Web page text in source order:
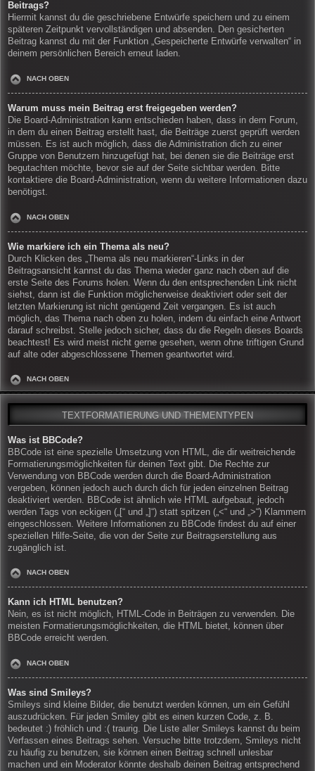
Beitrags?
Hiermit kannst du die geschriebene Entwürfe speichern und zu einem
späteren Zeitpunkt vervollständigen und absenden. Den gesicherten
Beitrag kannst du mit der Funktion „Gespeicherte Entwürfe verwalten“ in
deinem persönlichen Bereich erneut laden.
NACH OBEN
Warum muss mein Beitrag erst freigegeben werden?
Die Board-Administration kann entschieden haben, dass in dem Forum,
in dem du einen Beitrag erstellt hast, die Beiträge zuerst geprüft werden
müssen. Es ist auch möglich, dass die Administration dich zu einer
Gruppe von Benutzern hinzugefügt hat, bei denen sie die Beiträge erst
begutachten möchte, bevor sie auf der Seite sichtbar werden. Bitte
kontaktiere die Board-Administration, wenn du weitere Informationen dazu
benötigst.
NACH OBEN
Wie markiere ich ein Thema als neu?
Durch Klicken des „Thema als neu markieren“-Links in der
Beitragsansicht kannst du das Thema wieder ganz nach oben auf die
erste Seite des Forums holen. Wenn du den entsprechenden Link nicht
siehst, dann ist die Funktion möglicherweise deaktiviert oder seit der
letzten Markierung ist nicht genügend Zeit vergangen. Es ist auch
möglich, das Thema nach oben zu holen, indem du einfach eine Antwort
darauf schreibst. Stelle jedoch sicher, dass du die Regeln dieses Boards
beachtest! Es wird meist nicht gerne gesehen, wenn ohne triftigen Grund
auf alte oder abgeschlossene Themen geantwortet wird.
NACH OBEN
TEXTFORMATIERUNG UND THEMENTYPEN
Was ist BBCode?
BBCode ist eine spezielle Umsetzung von HTML, die dir weitreichende
Formatierungsmöglichkeiten für deinen Text gibt. Die Rechte zur
Verwendung von BBCode werden durch die Board-Administration
vergeben, können jedoch auch durch dich für jeden einzelnen Beitrag
deaktiviert werden. BBCode ist ähnlich wie HTML aufgebaut, jedoch
werden Tags von eckigen („[“ und „]“) statt spitzen („<“ und „>“) Klammern
eingeschlossen. Weitere Informationen zu BBCode findest du auf einer
speziellen Hilfe-Seite, die von der Seite zur Beitragserstellung aus
zugänglich ist.
NACH OBEN
Kann ich HTML benutzen?
Nein, es ist nicht möglich, HTML-Code in Beiträgen zu verwenden. Die
meisten Formatierungsmöglichkeiten, die HTML bietet, können über
BBCode erreicht werden.
NACH OBEN
Was sind Smileys?
Smileys sind kleine Bilder, die benutzt werden können, um ein Gefühl
auszudrücken. Für jeden Smiley gibt es einen kurzen Code, z. B.
bedeutet :) fröhlich und :( traurig. Die Liste aller Smileys kannst du beim
Verfassen eines Beitrags sehen. Versuche bitte trotzdem, Smileys nicht
zu häufig zu benutzen, sie können einen Beitrag schnell unlesbar
machen und ein Moderator könnte deshalb deinen Beitrag entsprechend